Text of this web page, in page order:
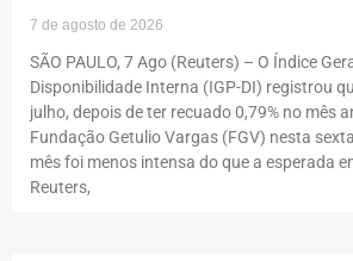
7 de agosto de 2026
SÃO PAULO, 7 Ago (Reuters) – O Índice
Disponibilidade Interna (IGP-DI) registrou
julho, depois de ter recuado 0,79% no mês
Fundação Getulio Vargas (FGV) nesta
mês foi menos intensa do que a esperada
Reuters,